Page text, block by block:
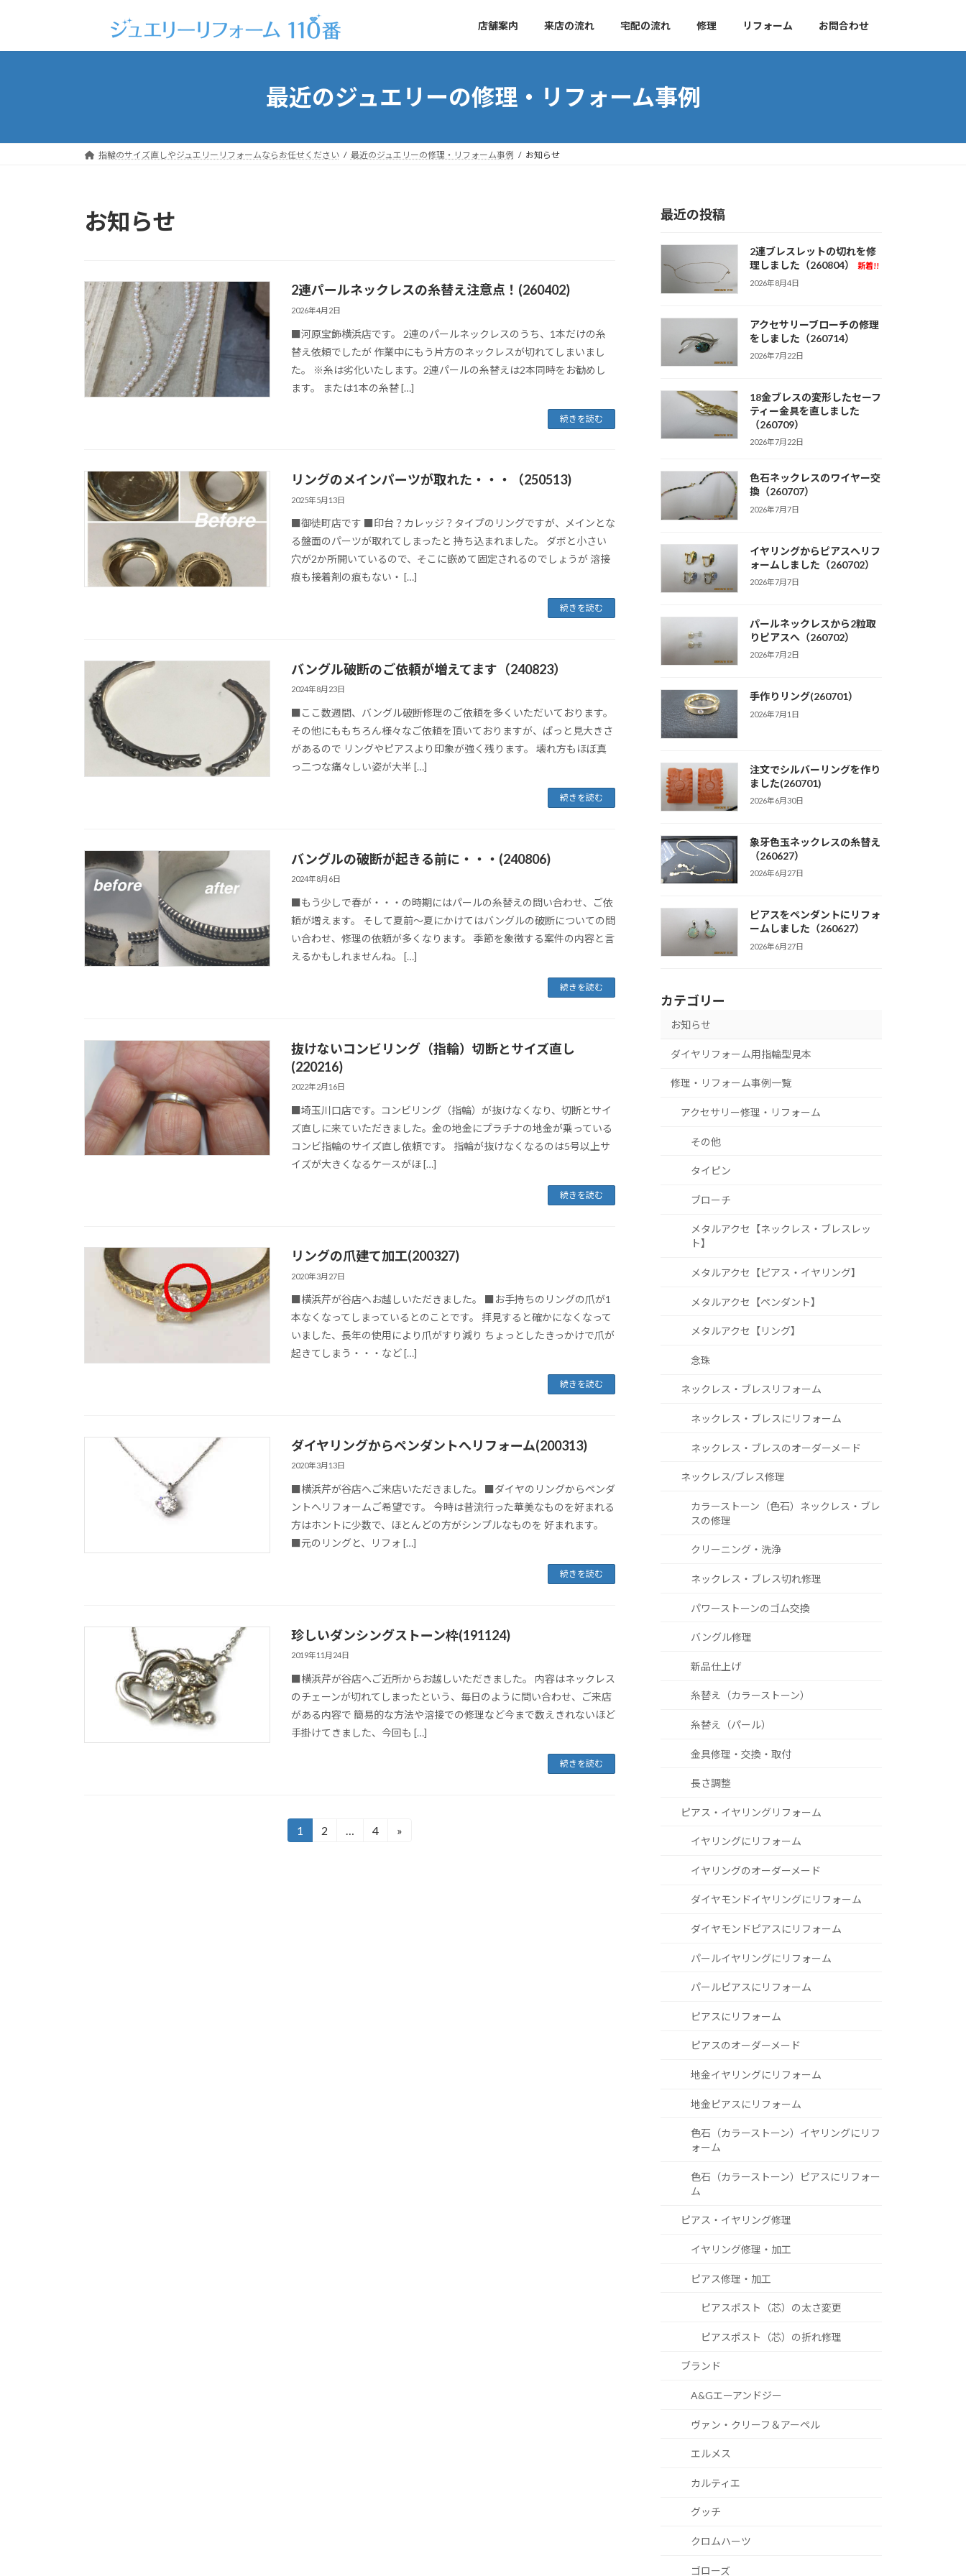
ッ
移
店舗案内 来店の流れ 宅配の流れ 修理 リフォーム お問合わせ
最近のジュエリーの修理・リフォーム事例
指輪のサイズ直しやジュエリーリフォームならお任せください 最近のジュエリーの修理・リフォーム事例 お知らせ
お知らせ
2連パールネックレスの糸替え注意点！(260402)
2026年4月2日
■河原宝飾横浜店です。 2連のパールネックレスのうち、1本だけの糸
替え依頼でしたが 作業中にもう片方のネックレスが切れてしまいまし
た。 ※糸は劣化いたします。2連パールの糸替えは2本同時をお勧めし
ます。 または1本の糸替 […]
続きを読む
リングのメインパーツが取れた・・・（250513)
2025年5月13日
■御徒町店です ■印台？カレッジ？タイプのリングですが、メインとな
る盤面のパーツが取れてしまったと 持ち込まれました。 ダボと小さい
穴が2か所開いているので、そこに嵌めて固定されるのでしょうが 溶接
痕も接着剤の痕もない・ […]
続きを読む
バングル破断のご依頼が増えてます（240823）
2024年8月23日
■ここ数週間、バングル破断修理のご依頼を多くいただいております。
その他にももちろん様々なご依頼を頂いておりますが、ぱっと見大きさ
があるので リングやピアスより印象が強く残ります。 壊れ方もほぼ真
っ二つな痛々しい姿が大半 […]
続きを読む
バングルの破断が起きる前に・・・(240806)
2024年8月6日
■もう少しで春が・・・の時期にはパールの糸替えの問い合わせ、ご依
頼が増えます。 そして夏前～夏にかけてはバングルの破断についての問
い合わせ、修理の依頼が多くなります。 季節を象徴する案件の内容と言
えるかもしれませんね。 […]
続きを読む
抜けないコンビリング（指輪）切断とサイズ直し
(220216)
2022年2月16日
■埼玉川口店です。コンビリング（指輪）が抜けなくなり、切断とサイ
ズ直しに来ていただきました。金の地金にプラチナの地金が乗っている
コンビ指輪のサイズ直し依頼です。 指輪が抜けなくなるのは5号以上サ
イズが大きくなるケースがほ […]
続きを読む
リングの爪建て加工(200327)
2020年3月27日
■横浜芹が谷店へお越しいただきました。 ■お手持ちのリングの爪が1
本なくなってしまっているとのことです。 拝見すると確かになくなって
いました、長年の使用により爪がすり減り ちょっとしたきっかけで爪が
起きてしまう・・・など […]
続きを読む
ダイヤリングからペンダントへリフォーム(200313)
2020年3月13日
■横浜芹が谷店へご来店いただきました。 ■ダイヤのリングからペンダ
ントへリフォームご希望です。 今時は昔流行った華美なものを好まれる
方はホントに少数で、ほとんどの方がシンプルなものを 好まれます。
■元のリングと、リフォ […]
続きを読む
珍しいダンシングストーン枠(191124)
2019年11月24日
■横浜芹が谷店へご近所からお越しいただきました。 内容はネックレス
のチェーンが切れてしまったという、毎日のように問い合わせ、ご来店
がある内容で 簡易的な方法や溶接での修理など今まで数えきれないほど
手掛けてきました、今回も […]
続きを読む
固
1
固
2 …
固
4 »
最近の投稿
2連ブレスレットの切れを修
理しました（260804）
新着!!
2026年8月4日
アクセサリーブローチの修理
をしました（260714）
2026年7月22日
18金ブレスの変形したセーフ
ティー金具を直しました
（260709）
2026年7月22日
色石ネックレスのワイヤー交
換（260707）
2026年7月7日
イヤリングからピアスへリフ
ォームしました（260702）
2026年7月7日
パールネックレスから2粒取
りピアスへ（260702）
2026年7月2日
手作りリング(260701）
2026年7月1日
注文でシルバーリングを作り
ました(260701)
2026年6月30日
象牙色玉ネックレスの糸替え
（260627）
2026年6月27日
ピアスをペンダントにリフォ
ームしました（260627）
2026年6月27日
カテゴリー
お知らせ
ダイヤリフォーム用指輪型見本
修理・リフォーム事例一覧
アクセサリー修理・リフォーム
その他
タイピン
ブローチ
メタルアクセ【ネックレス・ブレスレッ
ト】
メタルアクセ【ピアス・イヤリング】
メタルアクセ【ペンダント】
メタルアクセ【リング】
念珠
ネックレス・ブレスリフォーム
ネックレス・ブレスにリフォーム
ネックレス・ブレスのオーダーメード
ネックレス/ブレス修理
カラーストーン（色石）ネックレス・ブレ
スの修理
クリーニング・洗浄
ネックレス・ブレス切れ修理
パワーストーンのゴム交換
バングル修理
新品仕上げ
糸替え（カラーストーン）
糸替え（パール）
金具修理・交換・取付
長さ調整
ピアス・イヤリングリフォーム
イヤリングにリフォーム
イヤリングのオーダーメード
ダイヤモンドイヤリングにリフォーム
ダイヤモンドピアスにリフォーム
パールイヤリングにリフォーム
パールピアスにリフォーム
ピアスにリフォーム
ピアスのオーダーメード
地金イヤリングにリフォーム
地金ピアスにリフォーム
色石（カラーストーン）イヤリングにリフ
ォーム
色石（カラーストーン）ピアスにリフォー
ム
ピアス・イヤリング修理
イヤリング修理・加工
ピアス修理・加工
ピアスポスト（芯）の太さ変更
ピアスポスト（芯）の折れ修理
ブランド
A&Gエーアンドジー
ヴァン・クリーフ＆アーペル
エルメス
カルティエ
グッチ
クロムハーツ
ゴローズ